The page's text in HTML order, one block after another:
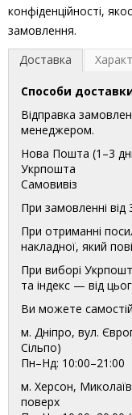
конфіденційності,
замовлення.
Доставка
Способи
Відправка
менеджером.
Нова Пошта (1–3
Укрпошта
Самовивіз
При замовленні
При отриманні
накладної, який
При виборі
та індекс — від
Ви можете
м. Дніпро, вул.
Сільпо)
Пн–Нд: 10:00–21:00
м. Херсон,
поверх